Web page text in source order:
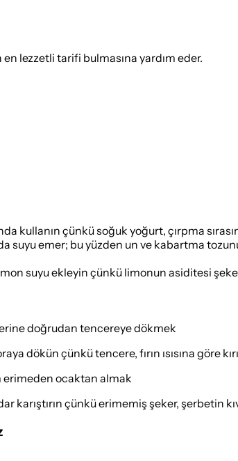
en lezzetli tarifi bulmasına yardım eder.
kullanın çünkü soğuk yoğurt, çırpma
suyu emer; bu yüzden un ve kabartma
suyu ekleyin çünkü limonun asiditesi
doğrudan tencereye dökmek
dökün çünkü tencere, fırın ısısına göre
ocaktan almak
karıştırın çünkü erimemiş şeker, şerbetin